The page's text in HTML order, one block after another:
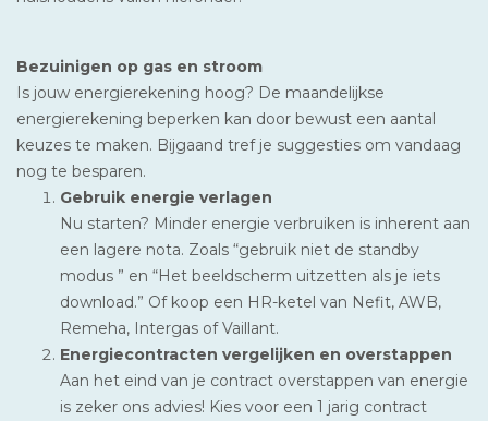
Bezuinigen op gas en stroom
Is jouw energierekening hoog? De maandelijkse
energierekening beperken kan door bewust een aantal
keuzes te maken. Bijgaand tref je suggesties om vandaag
nog te besparen.
Gebruik energie verlagen
Nu starten? Minder energie verbruiken is inherent aan
een lagere nota. Zoals “gebruik niet de standby
modus ” en “Het beeldscherm uitzetten als je iets
download.” Of koop een HR-ketel van Nefit, AWB,
Remeha, Intergas of Vaillant.
Energiecontracten vergelijken en overstappen
Aan het eind van je contract overstappen van energie
is zeker ons advies! Kies voor een 1 jarig contract